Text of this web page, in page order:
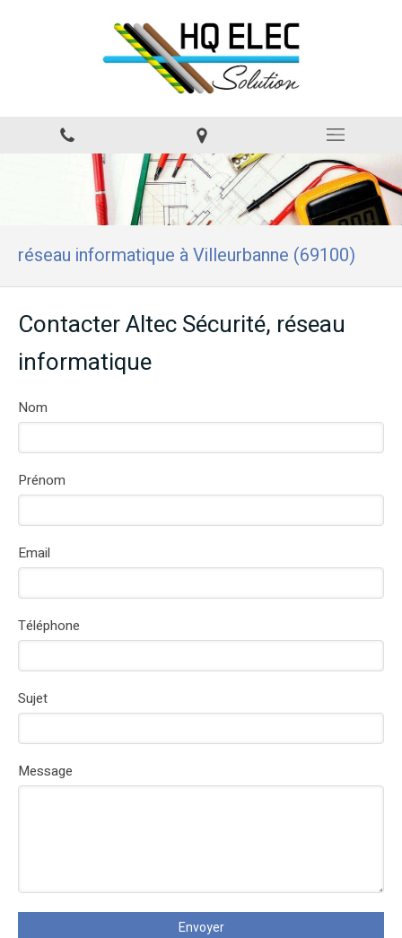
réseau informatique à Villeurbanne (69100)
Contacter Altec Sécurité, réseau
informatique
Nom
Prénom
Email
Téléphone
Sujet
Message
Envoyer